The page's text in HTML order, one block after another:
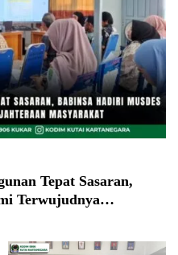
Tepat Sasaran,
Terwujudnya